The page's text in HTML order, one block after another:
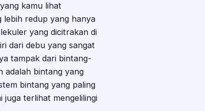
kamu lihat
lebih redup yang hanya
yang dicitrakan di
dari debu yang sangat
tampak dari bintang-
adalah bintang yang
bintang yang paling
juga terlihat mengelilingi